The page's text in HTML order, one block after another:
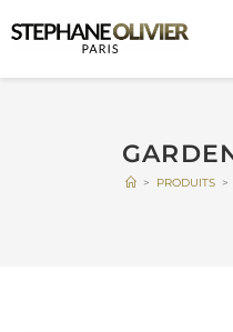
> PRODUITS >